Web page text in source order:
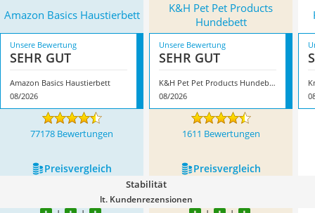
Amazon Basics Haustierbett
K&H Pet Pet Products
Hundebett
Unsere Bewertung
SEHR GUT
Amazon Basics Haustierbett
08/2026
Unsere Bewertung
SEHR GUT
K&H Pet Pet Products Hundebett
08/2026
77178 Bewertungen 1611 Bewertungen
Preis­vergleich Preis­vergleich
Stabilität
lt. Kundenrezensionen